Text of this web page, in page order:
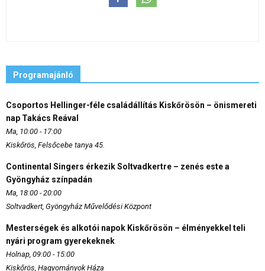
Programajánló
Csoportos Hellinger-féle családállítás Kiskőrösön – önismereti
nap Takács Reával
Ma, 10:00 - 17:00
Kiskőrös, Felsőcebe tanya 45.
Continental Singers érkezik Soltvadkertre – zenés este a
Gyöngyház színpadán
Ma, 18:00 - 20:00
Soltvadkert, Gyöngyház Művelődési Központ
Mesterségek és alkotói napok Kiskőrösön – élményekkel teli
nyári program gyerekeknek
Holnap, 09:00 - 15:00
Kiskőrös, Hagyományok Háza